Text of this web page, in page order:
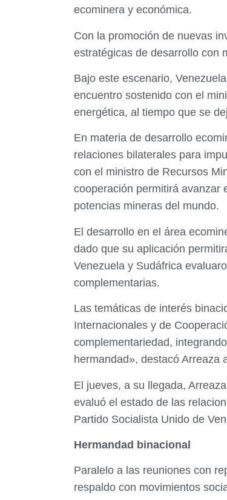
ecominera y económica.
Con la promoción de nuevas
estratégicas de desarrollo con
Bajo este escenario,
encuentro sostenido con el
energética, al tiempo que se
En materia de desarrollo
relaciones bilaterales para
con el ministro de Recursos
cooperación permitirá avanzar
potencias mineras del mundo.
El desarrollo en el área
dado que su aplicación
Venezuela y Sudáfrica
complementarias.
Las temáticas de interés
Internacionales y de
complementariedad,
hermandad», destacó Arreaza
El jueves, a su llegada,
evaluó el estado de las
Partido Socialista Unido de
Hermandad binacional
Paralelo a las reuniones con
respaldo con movimientos